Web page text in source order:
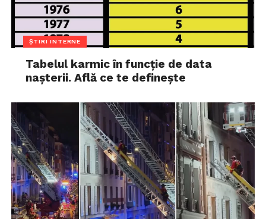
ȘTIRI INTERNE
Tabelul karmic în funcție de data
nașterii. Află ce te definește